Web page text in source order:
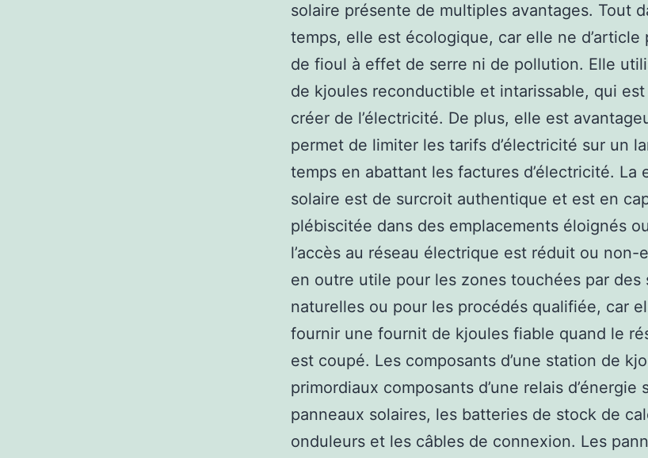
solaire présente de multiples avantages. Tout
temps, elle est écologique, car elle ne d’article
de fioul à effet de serre ni de pollution. Elle
de kjoules reconductible et intarissable, qui
créer de l’électricité. De plus, elle est
permet de limiter les tarifs d’électricité sur un
temps en abattant les factures d’électricité. La
solaire est de surcroit authentique et est en
plébiscitée dans des emplacements éloignés
l’accès au réseau électrique est réduit ou non-
en outre utile pour les zones touchées par des
naturelles ou pour les procédés qualifiée, car
fournir une fournit de kjoules fiable quand le
est coupé. Les composants d’une station de
primordiaux composants d’une relais d’énergie
panneaux solaires, les batteries de stock de
onduleurs et les câbles de connexion. Les